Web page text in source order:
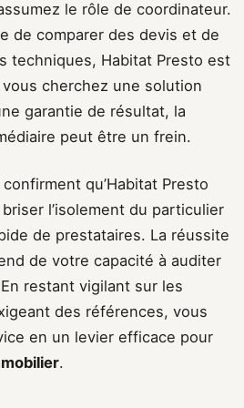
le rôle de coordinateur.
de comparer des devis et de
techniques, Habitat Presto est
cherchez une solution
garantie de résultat, la
peut être un frein.
qu’Habitat Presto
l’isolement du particulier
de prestataires. La réussite
de votre capacité à auditer
restant vigilant sur les
des références, vous
en un levier efficace pour
.